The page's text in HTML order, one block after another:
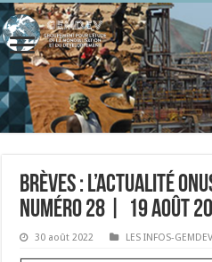
Brèves : l’actualité
numéro 28 | 19 août
30 août 2022 LES INFOS-GEMDEV